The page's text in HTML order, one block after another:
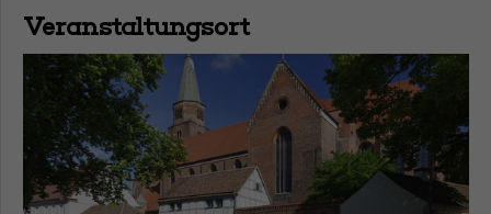
Veranstaltungsort